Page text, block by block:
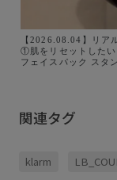
【2026.08.04】リア
①肌をリセットした
フェイスパック スタンダード ②シュッとひと吹き
関連タグ
klarm